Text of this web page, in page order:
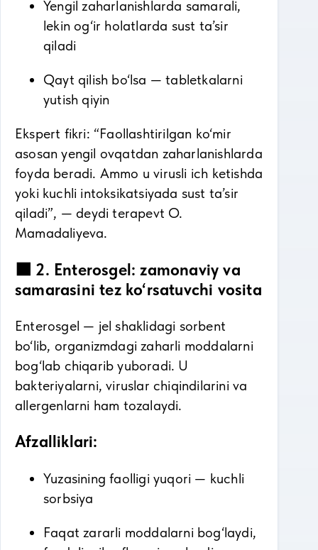
Yengil zaharlanishlarda samarali,
lekin og‘ir holatlarda sust ta’sir
qiladi
Qayt qilish bo‘lsa — tabletkalarni
yutish qiyin
Ekspert fikri: “Faollashtirilgan ko‘mir
asosan yengil ovqatdan zaharlanishlarda
foyda beradi. Ammo u virusli ich ketishda
yoki kuchli intoksikatsiyada sust ta’sir
qiladi”, — deydi terapevt O.
Mamadaliyeva.
🟧 2. Enterosgel: zamonaviy va
samarasini tez ko‘rsatuvchi vosita
Enterosgel — jel shaklidagi sorbent
bo‘lib, organizmdagi zaharli moddalarni
bog‘lab chiqarib yuboradi. U
bakteriyalarni, viruslar chiqindilarini va
allergenlarni ham tozalaydi.
Afzalliklari:
Yuzasining faolligi yuqori — kuchli
sorbsiya
Faqat zararli moddalarni bog‘laydi,